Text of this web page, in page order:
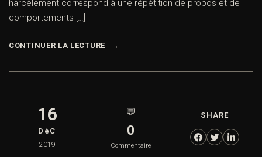
harcèlement correspond à une répétition de propos et de
comportements […]
CONTINUER LA LECTURE
16
DéC
2019
💬
0
Commentaire
SHARE